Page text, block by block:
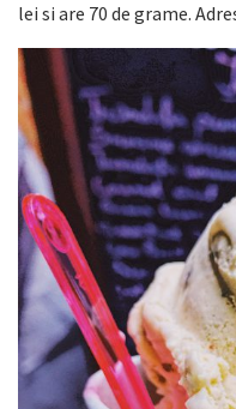
lei si are 70 de grame.